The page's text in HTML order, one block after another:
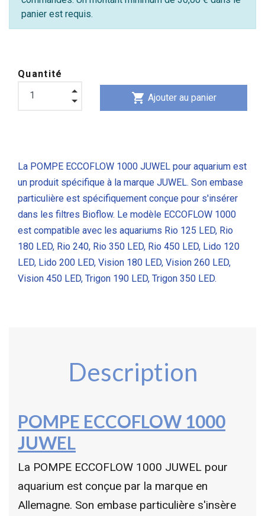
panier est requis.
Quantité
shopping_cart Ajouter au panier
La POMPE ECCOFLOW 1000 JUWEL pour aquarium est
un produit spécifique à la marque JUWEL. Son embase
particulière est spécifiquement conçue pour s'insérer
dans les filtres Bioflow. Le modèle ECCOFLOW 1000
est compatible avec les aquariums Rio 125 LED, Rio
180 LED, Rio 240, Rio 350 LED, Rio 450 LED, Lido 120
LED, Lido 200 LED, Vision 180 LED, Vision 260 LED,
Vision 450 LED, Trigon 190 LED, Trigon 350 LED.
Description
POMPE ECCOFLOW 1000
JUWEL
La POMPE ECCOFLOW 1000 JUWEL pour
aquarium est conçue par la marque en
Allemagne. Son embase particulière s'insère